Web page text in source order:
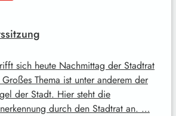
sich heute Nachmittag der Stadtrat
Thema ist unter anderem der
der Stadt. Hier steht die
durch den Stadtrat an. …